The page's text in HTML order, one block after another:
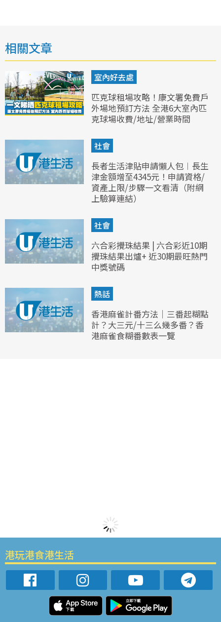
相關文章
室內好去處
匹克球租場攻略！康文署免費戶
外場地預訂方法 全港6大室內匹
克球場收費/地址/營業時間
社會
長者生活津貼申請懶人包︱長生
津金額增至4345元！申請資格/
資產上限/步驟一文看清（附網
上驗算連結）
社會
六合彩攪珠結果 | 六合彩近10期
攪珠結果出爐+ 近30期最旺熱門
中獎號碼
熱話
香港麻雀計番方法｜三番起糊點
計？大三元/十三么幾多番？香
港麻雀食糊番數表一覽
港玩港食港生活